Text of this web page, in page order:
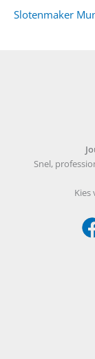
Slotenmaker
Snel,
Kies